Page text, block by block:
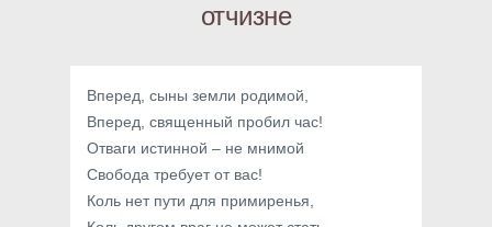
отчизне
Вперед, сыны земли родимой,
Вперед, священный пробил час!
Отваги истинной – не мнимой
Свобода требует от вас!
Коль нет пути для примиренья,